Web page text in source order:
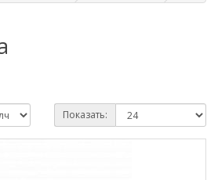
Показать: